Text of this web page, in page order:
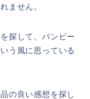
ません。
探して、バンビー
う風に思っている
の良い感想を探し